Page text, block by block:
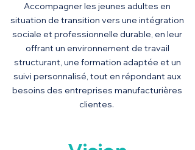
Accompagner les jeunes adultes en
situation de transition vers une intégration
sociale et professionnelle durable, en leur
offrant un environnement de travail
structurant, une formation adaptée et un
suivi personnalisé, tout en répondant aux
besoins des entreprises manufacturières
clientes.